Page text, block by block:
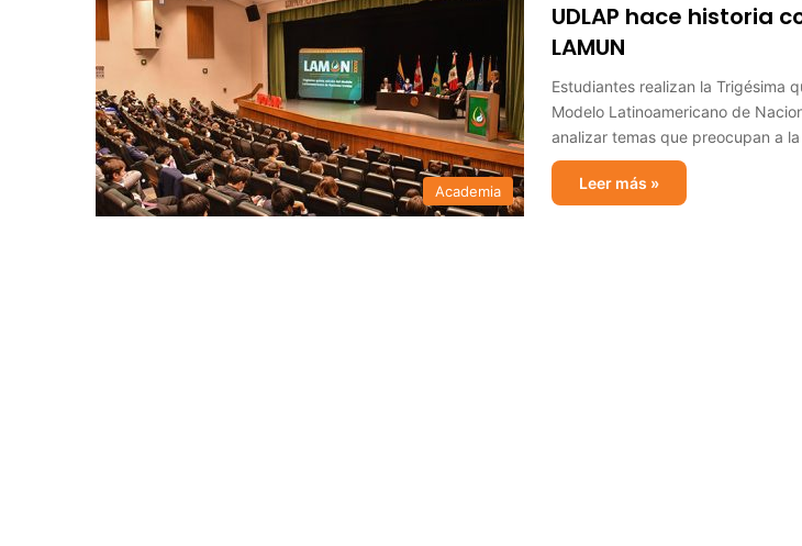
Academia
UDLAP hace historia
LAMUN
Estudiantes realizan la Trigésima
Modelo Latinoamericano de
analizar temas que preocupan a
Leer más »